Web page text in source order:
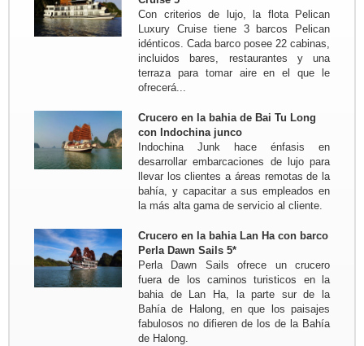
MyTho - VinhLong ( en casa de
habitante) - CanTho ( En casa de
habitante ) - HoiAn - Hue - Hanoi -
MaiChau - HoaLu - Bahia de...
Grupo: Familia de JADOUL (05
personas)
Hich - Pu Luong Retreat - Pueblo
Kho Muong - Tam Coc - Vinh -
Cueva Phong Nha - Hue - HoiAn -
My Son - Hanoi - Bahia de...
Grupo: Familia COIGNARD
Stephane (05 personas)
Viaje al Norte de Vietnam para
- MaiHich - Pu Luong Retreat -
Pueblo Kho Muong - Pueblo Huou -
Tam Coc - Cat Ba - Isla...
Grupo: Sra Annette DELESTRE y
sus amigos ...
Viaje de Norte a Sur del 17 oct al 30
oct 2017
Resumen: Hanoi - Pueblo Mai Hich -
Con criterios de lujo, la flota Pelican
Luxury Cruise tiene 3 barcos Pelican
idénticos. Cada barco posee 22 cabinas,
incluidos bares, restaurantes y una
terraza para tomar aire en el que le
ofrecerá...
Crucero en la bahia de Bai Tu Long
con Indochina junco
Indochina Junk hace énfasis en
desarrollar embarcaciones de lujo para
llevar los clientes a áreas remotas de la
bahía, y capacitar a sus empleados en
la más alta gama de servicio al cliente.
Crucero en la bahia Lan Ha con barco
Perla Dawn Sails 5*
Perla Dawn Sails ofrece un crucero
fuera de los caminos turisticos en la
bahia de Lan Ha, la parte sur de la
Bahía de Halong, en que los paisajes
fabulosos no difieren de los de la Bahía
de Halong.